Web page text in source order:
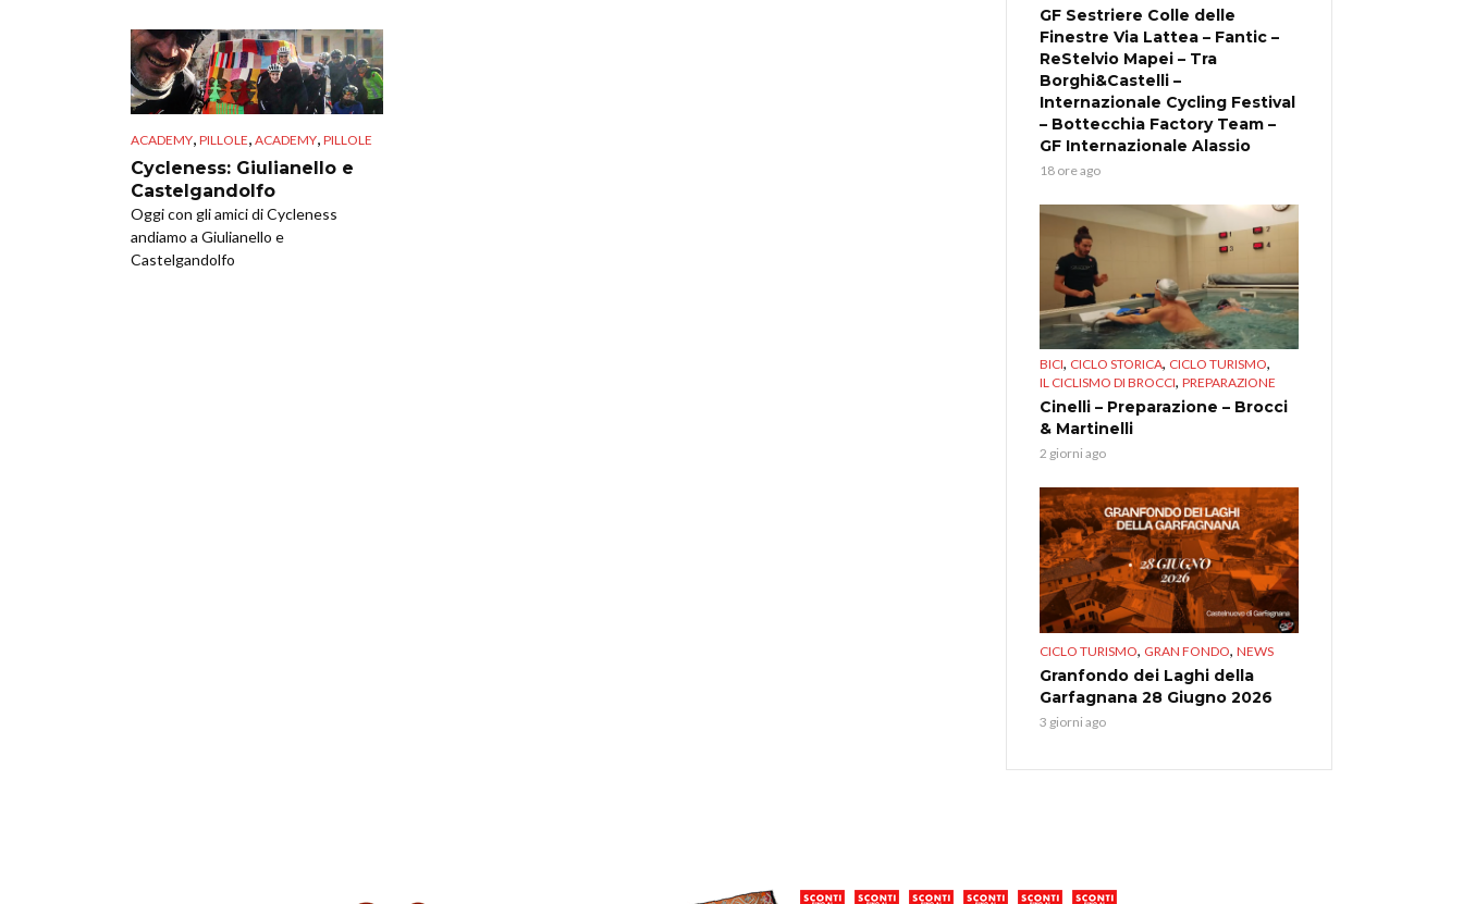
ACADEMY PILLOLE ACADEMY PILLOLE
Cycleness: Giulianello e
Castelgandolfo
Oggi con gli amici di Cycleness
andiamo a Giulianello e
Castelgandolfo
GF Sestriere Colle delle
Finestre Via Lattea – Fantic –
ReStelvio Mapei – Tra
Borghi&Castelli –
Internazionale Cycling Festival
– Bottecchia Factory Team –
GF Internazionale Alassio
18 ore ago
BICI, CICLO STORICA, CICLO TURISMO,
IL CICLISMO DI BROCCI, PREPARAZIONE
Cinelli – Preparazione – Brocci
& Martinelli
2 giorni ago
CICLO TURISMO, GRAN FONDO, NEWS
Granfondo dei Laghi della
Garfagnana 28 Giugno 2026
3 giorni ago